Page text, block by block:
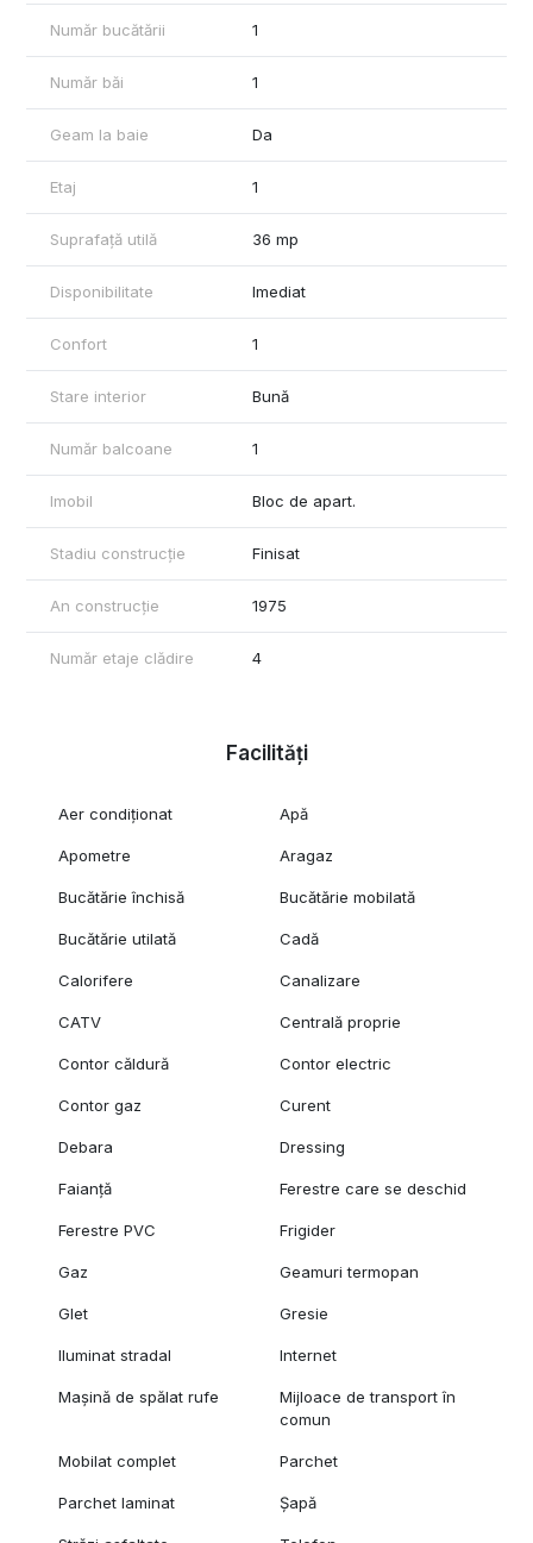
Număr bucătării 1
Număr băi 1
Geam la baie Da
Etaj 1
Suprafață utilă 36 mp
Disponibilitate Imediat
Confort 1
Stare interior Bună
Număr balcoane 1
Imobil Bloc de apart.
Stadiu construcție Finisat
An construcție 1975
Număr etaje clădire 4
Facilități
Aer condiționat Apă
Apometre Aragaz
Bucătărie închisă Bucătărie mobilată
Bucătărie utilată Cadă
Calorifere Canalizare
CATV Centrală proprie
Contor căldură Contor electric
Contor gaz Curent
Debara Dressing
Faianță Ferestre care se deschid
Ferestre PVC Frigider
Gaz Geamuri termopan
Glet Gresie
Iluminat stradal Internet
Mașină de spălat rufe
Mijloace de transport în
comun
Mobilat complet Parchet
Parchet laminat Șapă